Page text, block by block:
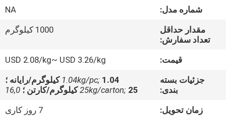
کارخانه
کیفیت
شماره مدل:
NA
مقدار حداقل
تعداد سفارش:
1000 کیلوگرم
قیمت:
USD 2.08/kg~ USD 3.26/kg
جزئیات بسته
بندی:
1.04kg/pc; 1.04 کیلوگرم/رایانه ؛
25kg/carton; 25 کیلوگرم/کارتن ؛
16,0
زمان تحویل:
7 روز کاری